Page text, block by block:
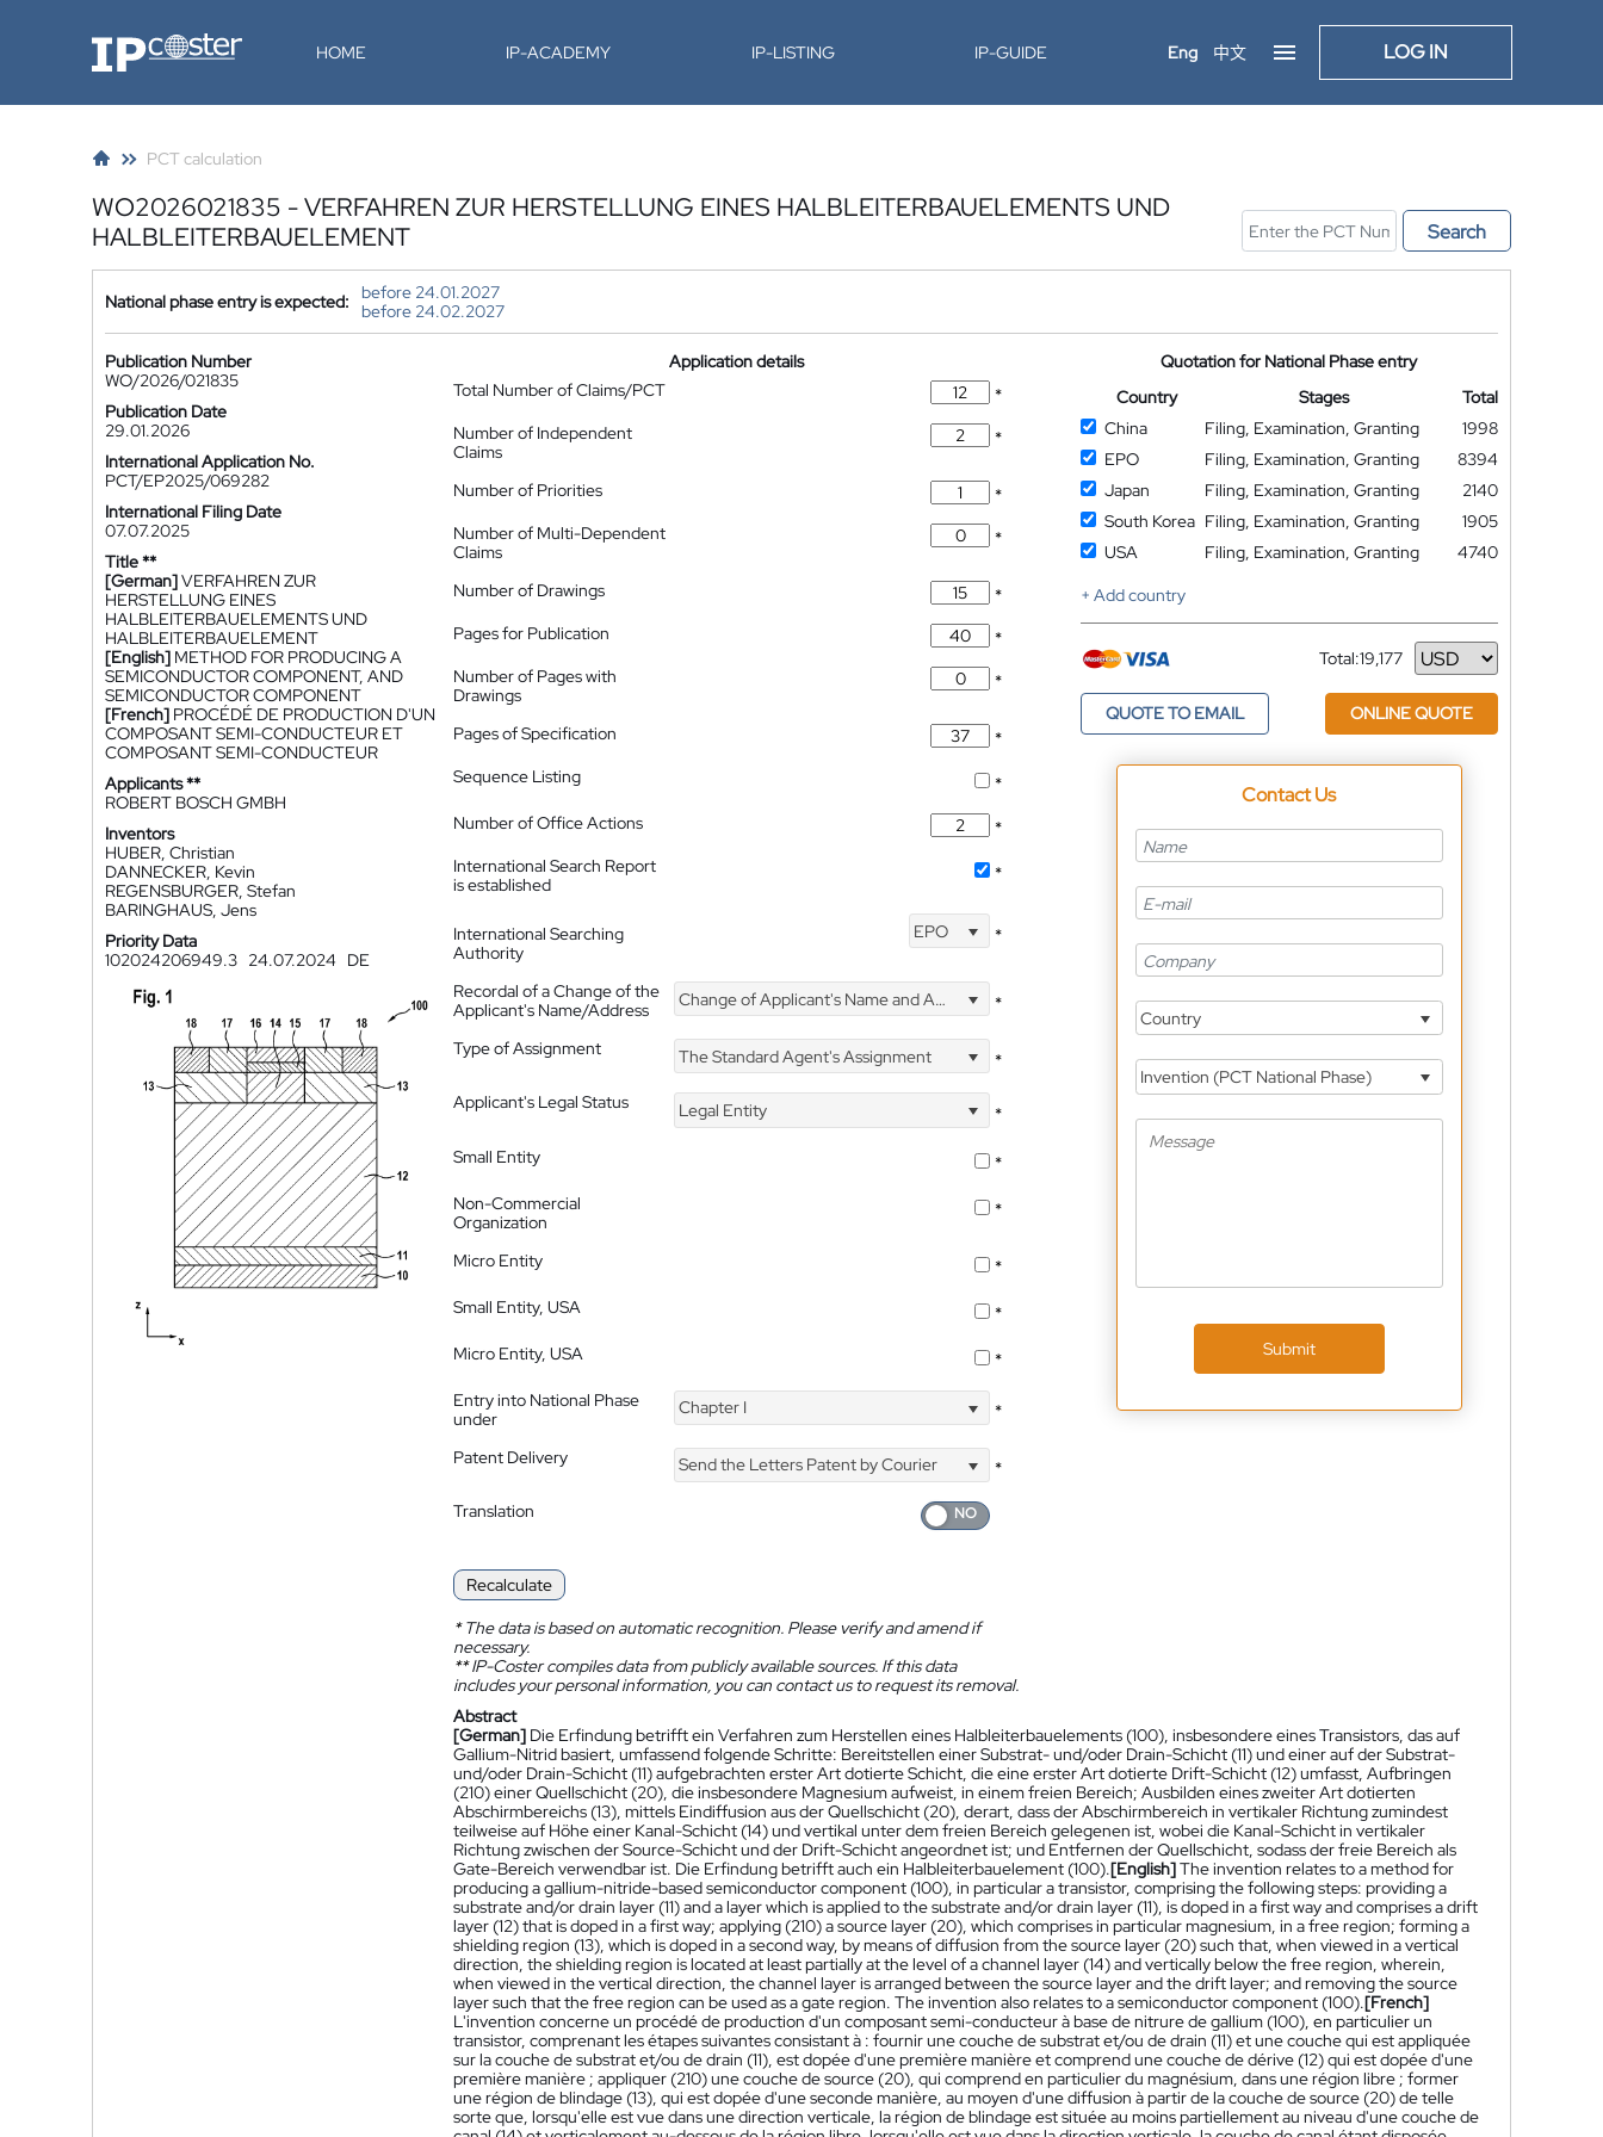
IP-Coster HOME IP-ACADEMY IP-LISTING IP-GUIDE Eng 中文 LOG IN
PCT calculation
WO2026021835 - VERFAHREN ZUR HERSTELLUNG EINES HALBLEITERBAUELEMENTS UND
HALBLEITERBAUELEMENT
Search
National phase entry is expected:
before 24.01.2027
before 24.02.2027
Publication Number
WO/2026/021835
Publication Date
29.01.2026
International Application No.
PCT/EP2025/069282
International Filing Date
07.07.2025
Title **
[German]VERFAHREN ZUR
HERSTELLUNG EINES
HALBLEITERBAUELEMENTS UND
HALBLEITERBAUELEMENT
[English] METHOD FOR PRODUCING A
SEMICONDUCTOR COMPONENT, AND
SEMICONDUCTOR COMPONENT
[French] PROCÉDÉ DE PRODUCTION D'UN
COMPOSANT SEMI-CONDUCTEUR ET
COMPOSANT SEMI-CONDUCTEUR
Applicants **
ROBERT BOSCH GMBH
Inventors
HUBER, Christian
DANNECKER, Kevin
REGENSBURGER, Stefan
BARINGHAUS, Jens
Priority Data
102024206949.3 24.07.2024 DE
Application details
Total Number of Claims/PCT
*
Number of Independent
Claims
*
Number of Priorities
*
Number of Multi-Dependent
Claims
*
Number of Drawings
*
Pages for Publication
*
Number of Pages with
Drawings
*
Pages of Specification
*
Sequence Listing
*
Number of Office Actions
*
International Search Report
is established
*
International Searching
Authority
EPO *
Recordal of a Change of the
Applicant's Name/Address
Change of Applicant's Name and Address *
Type of Assignment The Standard Agent's Assignment
*
Applicant's Legal Status
Legal Entity
*
Small Entity
*
Non-Commercial
Organization
*
Micro Entity
*
Small Entity, USA
*
Micro Entity, USA
*
Entry into National Phase
under
Chapter I *
Patent Delivery Send the Letters Patent by Courier
*
Translation
Recalculate
*The data is based on automatic recognition. Please verify and amend if
necessary.
**IP-Coster compiles data from publicly available sources. If this data
includes your personal information, you can contact us to request its removal.
Quotation for National Phase entry
Country
Stages
Total
China
Filing, Examination, Granting
1998
EPO
Filing, Examination, Granting
8394
Japan
Filing, Examination, Granting
2140
South Korea Filing, Examination, Granting
1905
USA
Filing, Examination, Granting
4740
+ Add country
Total:19,177
Currency
QUOTE TO EMAIL ONLINE QUOTE
Contact Us
Country
Invention (PCT National Phase)
Submit
Abstract
[German] Die Erfindung betrifft ein Verfahren zum Herstellen eines Halbleiterbauelements (100), insbesondere eines Transistors, das auf
Gallium-Nitrid basiert, umfassend folgende Schritte: Bereitstellen einer Substrat- und/oder Drain-Schicht (11) und einer auf der Substrat-
und/oder Drain-Schicht (11) aufgebrachten erster Art dotierte Schicht, die eine erster Art dotierte Drift-Schicht (12) umfasst, Aufbringen
(210) einer Quellschicht (20), die insbesondere Magnesium aufweist, in einem freien Bereich; Ausbilden eines zweiter Art dotierten
Abschirmbereichs (13), mittels Eindiffusion aus der Quellschicht (20), derart, dass der Abschirmbereich in vertikaler Richtung zumindest
teilweise auf Höhe einer Kanal-Schicht (14) und vertikal unter dem freien Bereich gelegenen ist, wobei die Kanal-Schicht in vertikaler
Richtung zwischen der Source-Schicht und der Drift-Schicht angeordnet ist; und Entfernen der Quellschicht, sodass der freie Bereich als
Gate-Bereich verwendbar ist. Die Erfindung betrifft auch ein Halbleiterbauelement (100).[English]The invention relates to a method for
producing a gallium-nitride-based semiconductor component (100), in particular a transistor, comprising the following steps: providing a
substrate and/or drain layer (11) and a layer which is applied to the substrate and/or drain layer (11), is doped in a first way and comprises a drift
layer (12) that is doped in a first way; applying (210) a source layer (20), which comprises in particular magnesium, in a free region; forming a
shielding region (13), which is doped in a second way, by means of diffusion from the source layer (20) such that, when viewed in a vertical
direction, the shielding region is located at least partially at the level of a channel layer (14) and vertically below the free region, wherein,
when viewed in the vertical direction, the channel layer is arranged between the source layer and the drift layer; and removing the source
layer such that the free region can be used as a gate region. The invention also relates to a semiconductor component (100).[French]
L'invention concerne un procédé de production d'un composant semi-conducteur à base de nitrure de gallium (100), en particulier un
transistor, comprenant les étapes suivantes consistant à : fournir une couche de substrat et/ou de drain (11) et une couche qui est appliquée
sur la couche de substrat et/ou de drain (11), est dopée d'une première manière et comprend une couche de dérive (12) qui est dopée d'une
première manière ; appliquer (210) une couche de source (20), qui comprend en particulier du magnésium, dans une région libre ; former
une région de blindage (13), qui est dopée d'une seconde manière, au moyen d'une diffusion à partir de la couche de source (20) de telle
sorte que, lorsqu'elle est vue dans une direction verticale, la région de blindage est située au moins partiellement au niveau d'une couche de